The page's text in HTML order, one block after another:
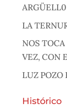
ARGÜELL0
LA
NOS
VEZ, CON
LUZ POZO
Histórico